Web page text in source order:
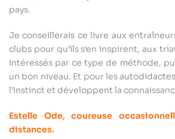
pays.
Je conseillerais ce livre aux
clubs pour qu’ils s‘en inspirent, aux
intéressés par ce type de méthode,
un bon niveau. Et pour les
l’instinct et développent la
Estelle Ode, coureuse
distances.